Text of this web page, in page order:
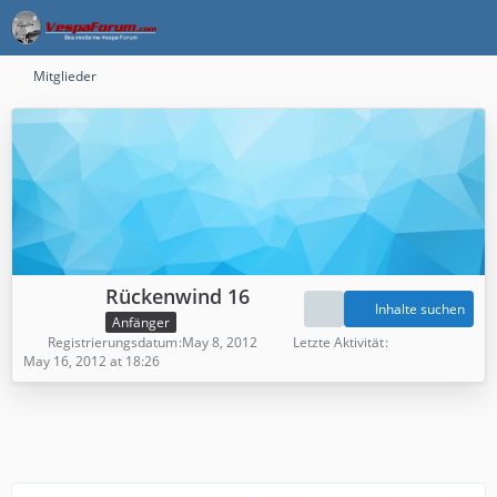
Mitglieder
Rückenwind 16
Anfänger
Inhalte suchen
Registrierungsdatum May 8, 2012
Letzte Aktivität
May 16, 2012 at 18:26